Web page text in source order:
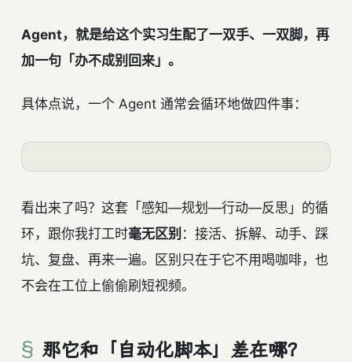
Agent，就是给这个实习生配了一双手、一双脚，再
加一句「办不成别回来」。
具体点说，一个 Agent 通常会循环地做四件事：
看出来了吗？这套「感知—规划—行动—反思」的循
环，跟你我打工时毫无区别 ：接活、拆解、动手、踩
坑、复盘、再来一遍。区别只在于它不用喝咖啡，也
不会在工位上偷偷刷短视频。
那它和「自动化脚本」差在哪？